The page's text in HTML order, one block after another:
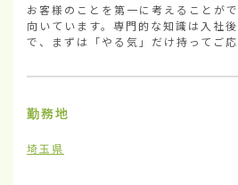
お客様のことを第一に考えることが
向いています。専門的な知識は入社
で、まずは「やる気」だけ持ってご
勤務地
埼玉県